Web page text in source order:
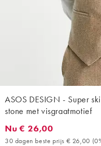
ASOS DESIGN - Super
stone met visgraatmotief
Nu € 26,00. 30 dagen
Nu € 26,00
30 dagen beste prijs € 26,00 (